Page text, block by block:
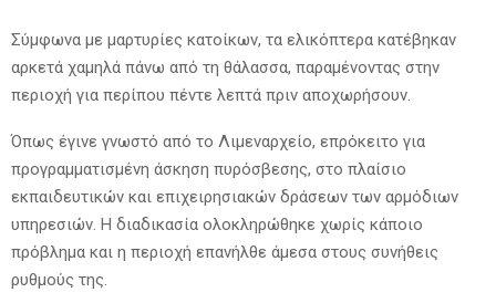
Σύμφωνα με μαρτυρίες κατοίκων, τα ελικόπτερα κατέβηκαν
αρκετά χαμηλά πάνω από τη θάλασσα, παραμένοντας στην
περιοχή για περίπου πέντε λεπτά πριν αποχωρήσουν.
Όπως έγινε γνωστό από το Λιμεναρχείο, επρόκειτο για
προγραμματισμένη άσκηση πυρόσβεσης, στο πλαίσιο
εκπαιδευτικών και επιχειρησιακών δράσεων των αρμόδιων
υπηρεσιών. Η διαδικασία ολοκληρώθηκε χωρίς κάποιο
πρόβλημα και η περιοχή επανήλθε άμεσα στους συνήθεις
ρυθμούς της.